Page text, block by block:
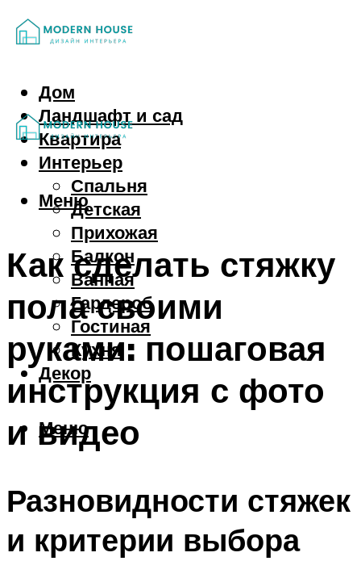
Дом
Ландшафт и сад
Квартира
Интерьер
Спальня
Детская
Прихожая
Балкон
Ванная
Гардероб
Гостиная
Кухня
Декор
Меню
Меню
Как сделать стяжку
пола своими
руками: пошаговая
инструкция с фото
и видео
Разновидности стяжек
и критерии выбора